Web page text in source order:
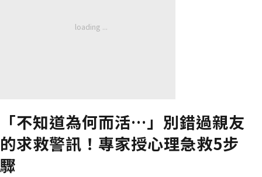
「不知道為何而活…」別錯過親友
的求救警訊！專家授心理急救5步
驟